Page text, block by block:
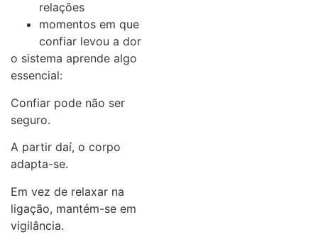
relações
momentos em que
confiar levou a dor
o sistema aprende algo
essencial:
Confiar pode não ser
seguro.
A partir daí, o corpo
adapta-se.
Em vez de relaxar na
ligação, mantém-se em
vigilância.